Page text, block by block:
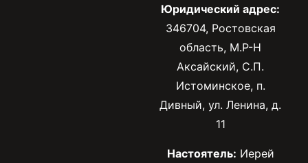
Юридический адрес:
346704, Ростовская
область, М.Р-Н
Аксайский, С.П.
Истоминское, п.
Дивный, ул. Ленина, д.
11
Настоятель: Иерей